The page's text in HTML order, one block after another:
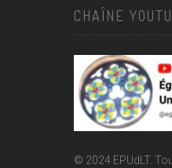
CHAÎNE
© 2024 EPUdLT.